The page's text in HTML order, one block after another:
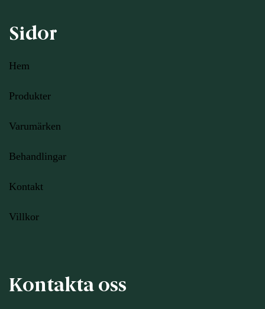
Sidor
Hem
Produkter
Varumärken
Behandlingar
Kontakt
Villkor
Kontakta oss